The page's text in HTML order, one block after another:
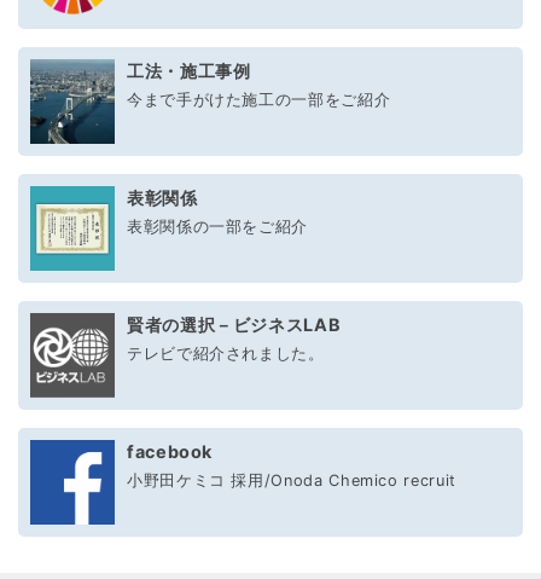
工法・施工事例
今まで手がけた施工の一部をご紹介
表彰関係
表彰関係の一部をご紹介
賢者の選択－ビジネスLAB
テレビで紹介されました。
facebook
小野田ケミコ 採用/Onoda Chemico recruit